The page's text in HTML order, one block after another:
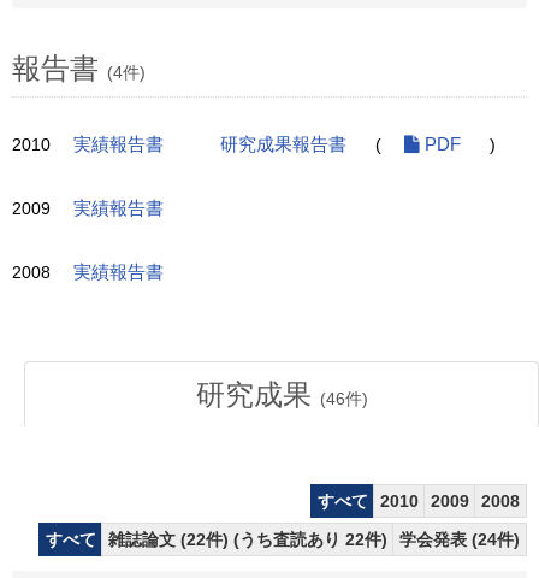
報告書 (4件)
2010 実績報告書 研究成果報告書 ( PDF )
2009 実績報告書
2008 実績報告書
研究成果 (46件)
すべて 2010 2009
2008
すべて
雑誌論文 (22件) (うち査読あり 22件) 学会発表 (24件)